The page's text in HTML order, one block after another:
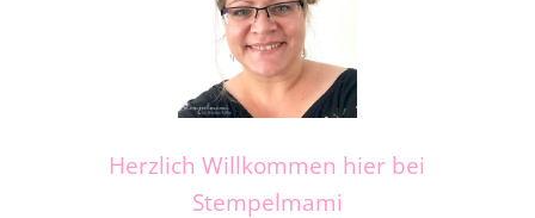
Herzlich Willkommen hier bei
Stempelmami